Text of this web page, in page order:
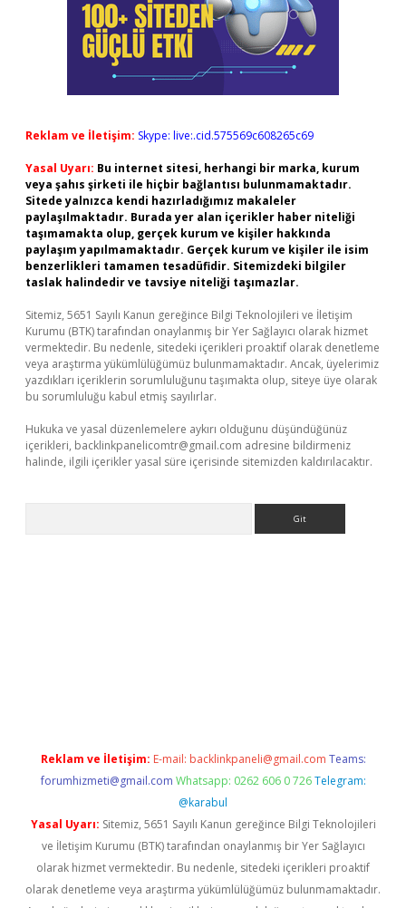
Reklam ve İletişim: Skype: live:.cid.575569c608265c69
Yasal Uyarı: Bu internet sitesi, herhangi bir marka, kurum
veya şahıs şirketi ile hiçbir bağlantısı bulunmamaktadır.
Sitede yalnızca kendi hazırladığımız makaleler
paylaşılmaktadır. Burada yer alan içerikler haber niteliği
taşımamakta olup, gerçek kurum ve kişiler hakkında
paylaşım yapılmamaktadır. Gerçek kurum ve kişiler ile isim
benzerlikleri tamamen tesadüfidir. Sitemizdeki bilgiler
taslak halindedir ve tavsiye niteliği taşımazlar.
Sitemiz, 5651 Sayılı Kanun gereğince Bilgi Teknolojileri ve İletişim
Kurumu (BTK) tarafından onaylanmış bir Yer Sağlayıcı olarak hizmet
vermektedir. Bu nedenle, sitedeki içerikleri proaktif olarak denetleme
veya araştırma yükümlülüğümüz bulunmamaktadır. Ancak, üyelerimiz
yazdıkları içeriklerin sorumluluğunu taşımakta olup, siteye üye olarak
bu sorumluluğu kabul etmiş sayılırlar.
Hukuka ve yasal düzenlemelere aykırı olduğunu düşündüğünüz
içerikleri, backlinkpanelicomtr@gmail.com adresine bildirmeniz
halinde, ilgili içerikler yasal süre içerisinde sitemizden kaldırılacaktır.
Reklam ve İletişim: E-mail: backlinkpaneli@gmail.com Teams:
forumhizmeti@gmail.com Whatsapp: 0262 606 0 726 Telegram:
@karabul
Yasal Uyarı: Sitemiz, 5651 Sayılı Kanun gereğince Bilgi Teknolojileri
ve İletişim Kurumu (BTK) tarafından onaylanmış bir Yer Sağlayıcı
olarak hizmet vermektedir. Bu nedenle, sitedeki içerikleri proaktif
olarak denetleme veya araştırma yükümlülüğümüz bulunmamaktadır.